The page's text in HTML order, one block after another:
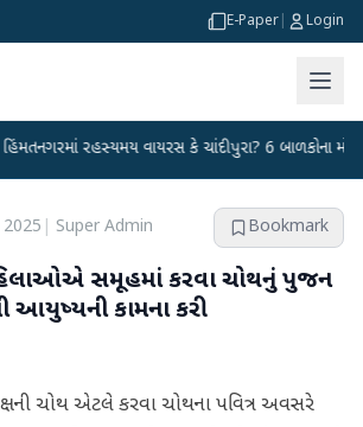
E-Paper Login
રહસ્યમય વાયરસ કે ચાંદીપુરા? 6 બાળકોના મોતથી
Super Admin Bookmark
સમૂહમાં કરવા ચોથનું પુજન
આયુષ્યની કામના કરી
ચોથ એટલે કરવા ચોથના પવિત્ર અવસરે